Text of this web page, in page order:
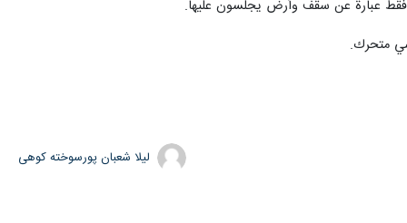
فقط عبارة عن سقف وأرض يجلسون عليها.
متحرك.
لیلا شعبان پورسوخته کوهی